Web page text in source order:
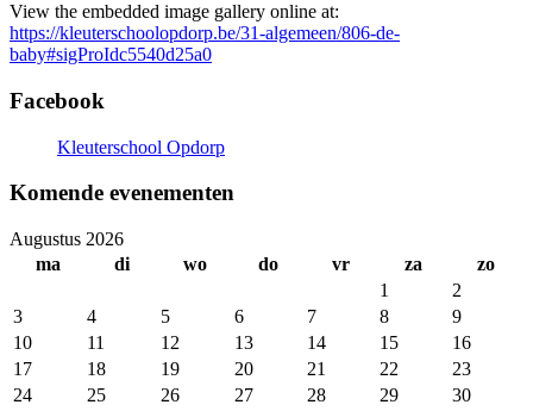
View the embedded image gallery online at:
https://kleuterschoolopdorp.be/31-algemeen/806-de-
baby#sigProIdc5540d25a0
Facebook
Kleuterschool Opdorp
Komende evenementen
Augustus 2026
ma
di wo do vr za
zo
1
2
3
4 5 6 7 8
9
10
11 12 13 14 15
16
17
18 19 20 21 22
23
24
25 26 27 28 29
30